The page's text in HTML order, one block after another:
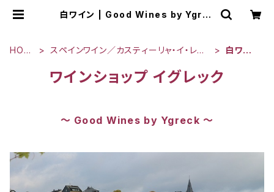
白ワイン | Good Wines by Ygrec
HOM
スペインワイン／カスティーリャ・イ・レオ
白ワイ
ワインショップ イグレック
～ Good Wines by Ygreck ～